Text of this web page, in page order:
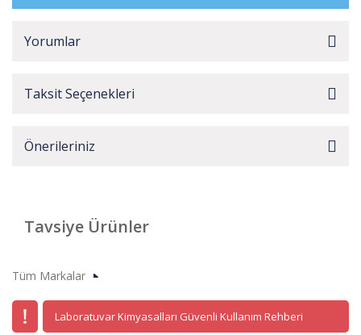
Yorumlar
Taksit Seçenekleri
Önerileriniz
Tavsiye Ürünler
Tüm Markalar
Laboratuvar Kimyasalları Güvenli Kullanım Rehberi